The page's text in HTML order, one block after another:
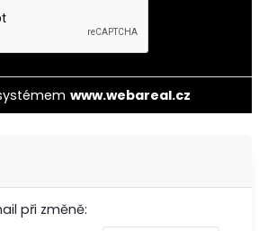
www.webareal.cz
při změně: